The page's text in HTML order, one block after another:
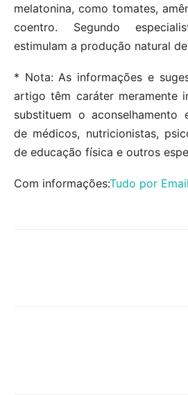
melatonina, como tomates,
coentro. Segundo
estimulam a produção natural
* Nota: As informações e
artigo têm caráter meramente
substituem o aconselhamento
de médicos, nutricionistas,
de educação física e outros
Com informações:Tudo por Email